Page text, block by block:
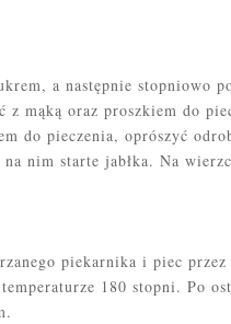
a następnie stopniowo
z mąką oraz proszkiem do
do pieczenia, oprószyć
nim starte jabłka. Na
piekarnika i piec
180 stopni. Po